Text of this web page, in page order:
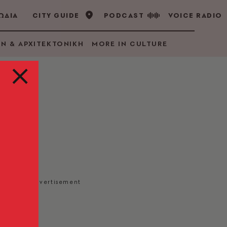
CITY GUIDE PODCAST VOICE RADIO
& ΑΡΧΙΤΕΚΤΟΝΙΚΗ MORE IN CULTURE